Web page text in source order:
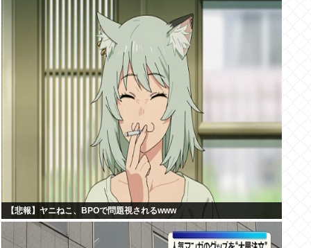
【悲報】ヤニねこ、BPOで問題視されるwww